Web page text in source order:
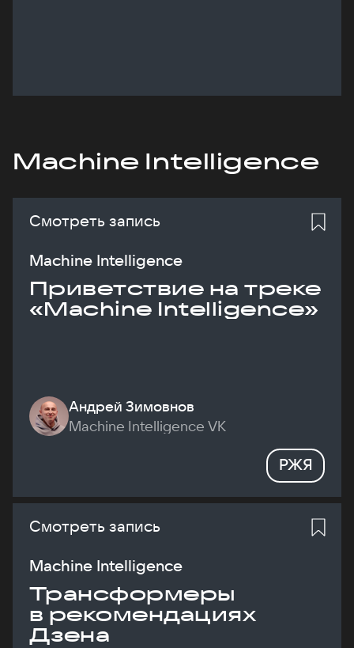
Machine Intelligence
Смотреть запись
Machine Intelligence
Приветствие на треке
«Machine Intelligence»
Андрей Зимовнов
Machine Intelligence VK
РЖЯ
Смотреть запись
Machine Intelligence
Трансформеры
в рекомендациях
Дзена